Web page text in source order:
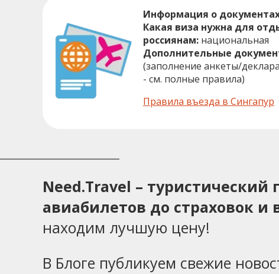
Информация о
Какая виза нужна для
россиянам: национальная
Дополнительные
(заполнение анкеты/
- см. полные правила)
Правила въезда в Сингапур
Need.Travel –
авиабилетов до страховок и
находим лучшую цену!
В Блоге публикуем свежие